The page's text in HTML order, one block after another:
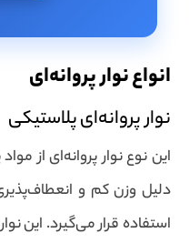
انواع نوار پروانه‌ای
نوار پروانه‌ای پلاستیکی
این نوع نوار پروانه‌ای از
دلیل وزن کم و
استفاده قرار می‌گیرد. این